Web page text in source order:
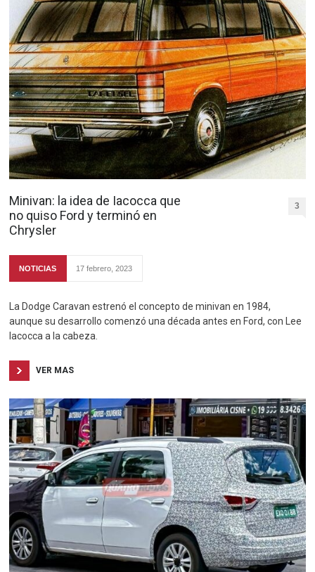
Minivan: la idea de Iacocca que
no quiso Ford y terminó en
Chrysler
3
NOTICIAS 17 febrero, 2023
La Dodge Caravan estrenó el concepto de minivan en 1984,
aunque su desarrollo comenzó una década antes en Ford, con Lee
Iacocca a la cabeza.
VER MAS